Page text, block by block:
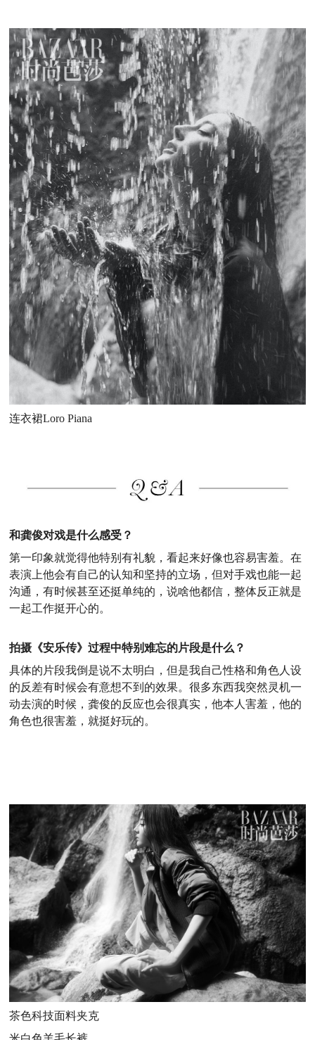
连衣裙Loro Piana
和龚俊对戏是什么感受？
第一印象就觉得他特别有礼貌，看起来好像也容易害羞。在
表演上他会有自己的认知和坚持的立场，但对手戏也能一起
沟通，有时候甚至还挺单纯的，说啥他都信，整体反正就是
一起工作挺开心的。
拍摄《安乐传》过程中特别难忘的片段是什么？
具体的片段我倒是说不太明白，但是我自己性格和角色人设
的反差有时候会有意想不到的效果。很多东西我突然灵机一
动去演的时候，龚俊的反应也会很真实，他本人害羞，他的
角色也很害羞，就挺好玩的。
茶色科技面料夹克